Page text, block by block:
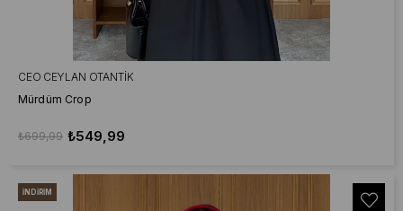
CEO CEYLAN OTANTIK
Mürdüm Crop
₺549,99
₺699,99
İNDIRIM